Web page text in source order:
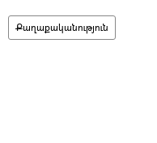
Քաղաքականություն